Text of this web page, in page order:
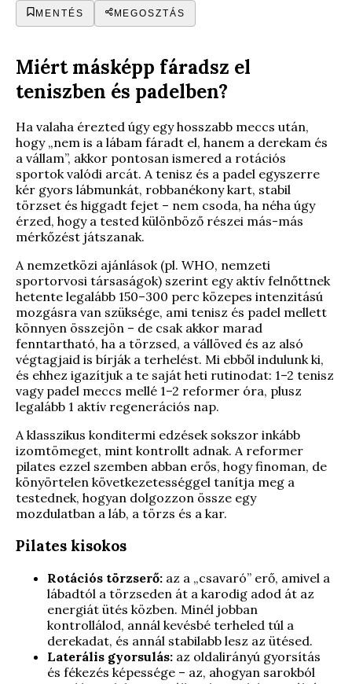
MENTÉS MEGOSZTÁS
Miért másképp fáradsz el
teniszben és padelben?
Ha valaha érezted úgy egy hosszabb meccs után,
hogy „nem is a lábam fáradt el, hanem a derekam és
a vállam”, akkor pontosan ismered a rotációs
sportok valódi arcát. A tenisz és a padel egyszerre
kér gyors lábmunkát, robbanékony kart, stabil
törzset és higgadt fejet – nem csoda, ha néha úgy
érzed, hogy a tested különböző részei más-más
mérkőzést játszanak.
A nemzetközi ajánlások (pl. WHO, nemzeti
sportorvosi társaságok) szerint egy aktív felnőttnek
hetente legalább 150–300 perc közepes intenzitású
mozgásra van szüksége, ami tenisz és padel mellett
könnyen összejön – de csak akkor marad
fenntartható, ha a törzsed, a vállöved és az alsó
végtagjaid is bírják a terhelést. Mi ebből indulunk ki,
és ehhez igazítjuk a te saját heti rutinodat: 1–2 tenisz
vagy padel meccs mellé 1–2 reformer óra, plusz
legalább 1 aktív regenerációs nap.
A klasszikus konditermi edzések sokszor inkább
izomtömeget, mint kontrollt adnak. A reformer
pilates ezzel szemben abban erős, hogy finoman, de
könyörtelen következetességgel tanítja meg a
testednek, hogyan dolgozzon össze egy
mozdulatban a láb, a törzs és a kar.
Pilates kisokos
Rotációs törzserő: az a „csavaró” erő, amivel a
lábadtól a törzseden át a karodig adod át az
energiát ütés közben. Minél jobban
kontrollálod, annál kevésbé terheled túl a
derekadat, és annál stabilabb lesz az ütésed.
Laterális gyorsulás: az oldalirányú gyorsítás
és fékezés képessége – az, ahogyan sarokból